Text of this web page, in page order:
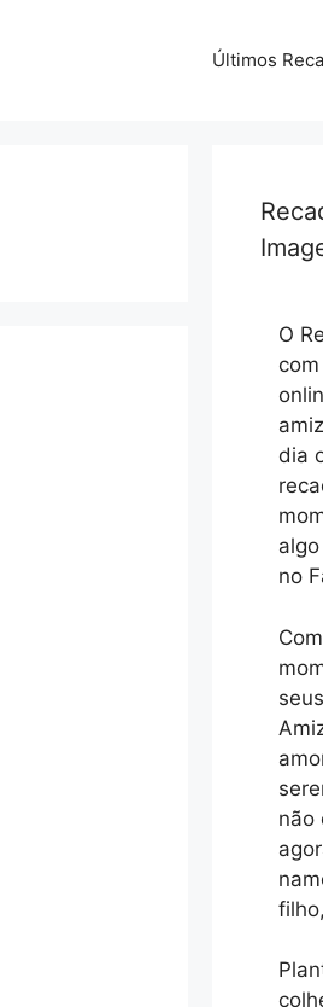
Últimos
O
dia
no
não